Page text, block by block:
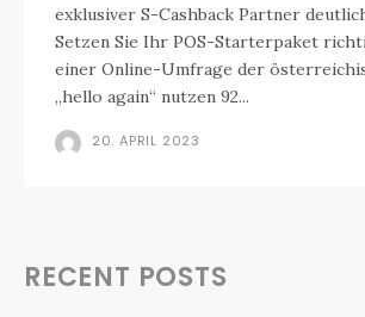
exklusiver S-Cashback Partner
Setzen Sie Ihr POS-Starterpaket richtig
einer Online-Umfrage der
„hello again“ nutzen 92...
20. APRIL 2023
RECENT POSTS